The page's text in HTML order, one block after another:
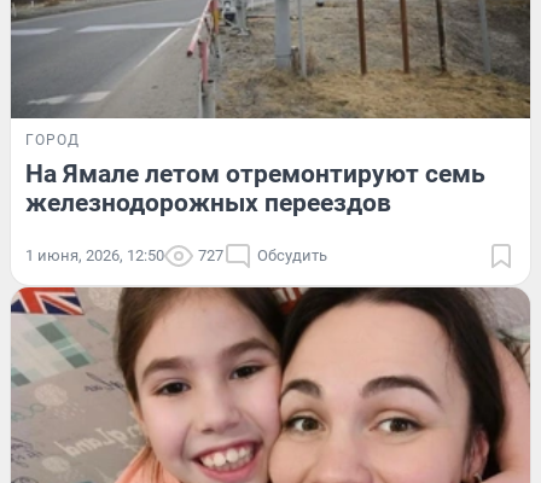
ГОРОД
На Ямале летом отремонтируют семь
железнодорожных переездов
1 июня, 2026, 12:50 727 Обсудить